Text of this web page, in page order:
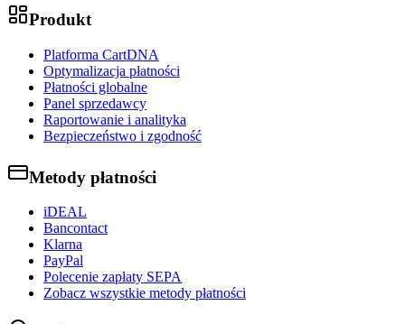
Produkt
Platforma CartDNA
Optymalizacja płatności
Płatności globalne
Panel sprzedawcy
Raportowanie i analityka
Bezpieczeństwo i zgodność
Metody płatności
iDEAL
Bancontact
Klarna
PayPal
Polecenie zapłaty SEPA
Zobacz wszystkie metody płatności